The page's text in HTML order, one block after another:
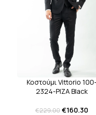
Κοστούμι Vittorio 100-
2324-PIZA Black
€229.00 €160.30